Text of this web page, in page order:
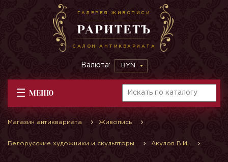
ГАЛЕРЕЯ ЖИВОПИСИ
РАРИТЕТЪ
САЛОН АНТИКВАРИАТА
Валюта: BYN
МЕНЮ
Магазин антиквариата Живопись
Белорусские художники и скульпторы Акулов В.И.